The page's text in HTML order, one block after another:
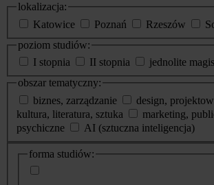
lokalizacja:
Katowice
Poznań Rzeszów
poziom studiów:
I stopnia
II stopnia jednolite
obszar tematyczny:
biznes, zarządzanie
design,
kultura, literatura, sztuka
marketing,
psychiczne
AI (sztuczna inteligencja)
dodatkowe
informacje
forma studiów: